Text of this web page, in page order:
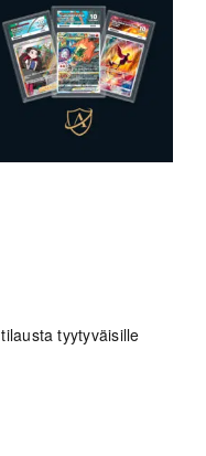
tilausta tyytyväisille